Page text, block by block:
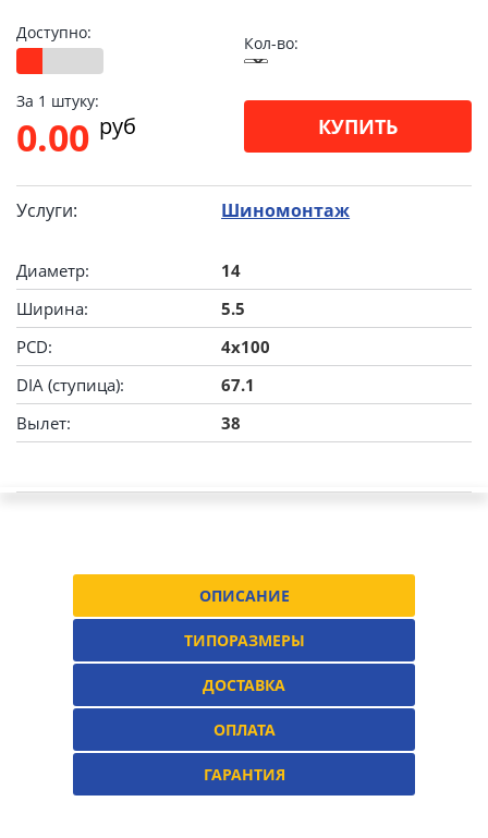
Доступно:
Кол-во:
За 1 штуку:
0.00 pуб КУПИТЬ
Услуги: Шиномонтаж
Диаметр:
14
Ширина:
5.5
PCD:
4x100
DIA (ступица):
67.1
Вылет:
38
ОПИСАНИЕ
ТИПОРАЗМЕРЫ
ДОСТАВКА
ОПЛАТА
ГАРАНТИЯ